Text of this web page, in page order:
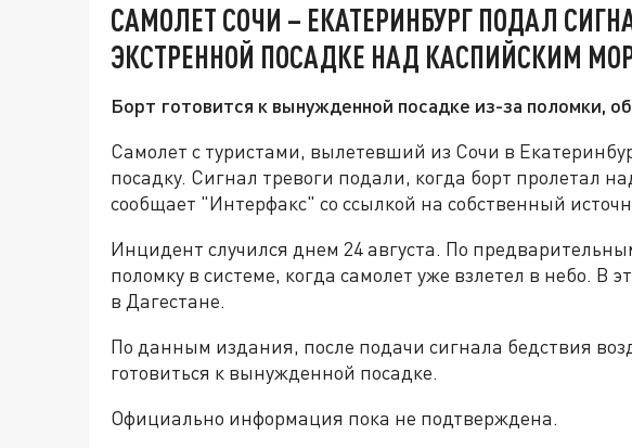
САМОЛЕТ СОЧИ – ЕКАТЕРИНБУРГ ПОДАЛ
ЭКСТРЕННОЙ ПОСАДКЕ НАД КАСПИЙСКИМ
Борт готовится к вынужденной посадке из-за поломки,
Самолет с туристами, вылетевший из Сочи в
посадку. Сигнал тревоги подали, когда борт пролетал
сообщает "Интерфакс" со ссылкой на собственный
Инцидент случился днем 24 августа. По
поломку в системе, когда самолет уже взлетел в небо. В
в Дагестане.
По данным издания, после подачи сигнала бедствия
готовиться к вынужденной посадке.
Официально информация пока не подтверждена.